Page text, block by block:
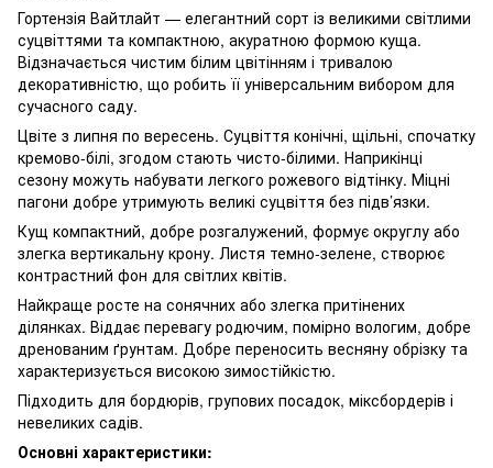
Гортензія Вайтлайт — елегантний сорт із великими світлими
суцвіттями та компактною, акуратною формою куща.
Відзначається чистим білим цвітінням і тривалою
декоративністю, що робить її універсальним вибором для
сучасного саду.
Цвіте з липня по вересень. Суцвіття конічні, щільні, спочатку
кремово-білі, згодом стають чисто-білими. Наприкінці
сезону можуть набувати легкого рожевого відтінку. Міцні
пагони добре утримують великі суцвіття без підв’язки.
Кущ компактний, добре розгалужений, формує округлу або
злегка вертикальну крону. Листя темно-зелене, створює
контрастний фон для світлих квітів.
Найкраще росте на сонячних або злегка притінених
ділянках. Віддає перевагу родючим, помірно вологим, добре
дренованим ґрунтам. Добре переносить весняну обрізку та
характеризується високою зимостійкістю.
Підходить для бордюрів, групових посадок, міксбордерів і
невеликих садів.
Основні характеристики: